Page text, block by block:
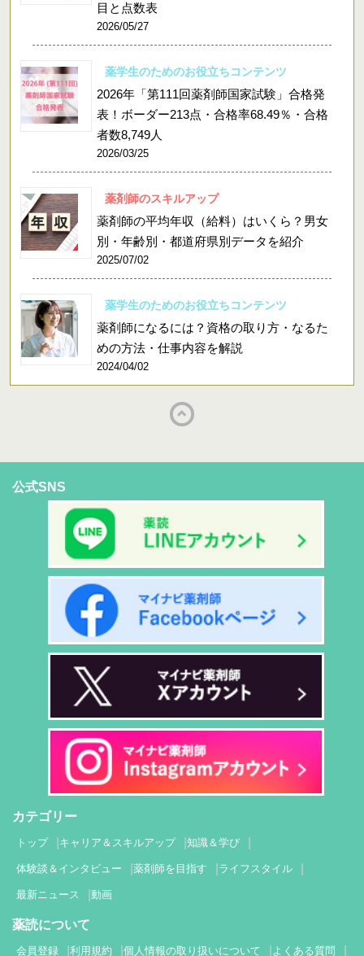
目と点数表
2026/05/27
薬学生のためのお役立ちコンテンツ
2026年「第111回薬剤師国家試験」合格発
表！ボーダー213点・合格率68.49％・合格
者数8,749人
2026/03/25
薬剤師のスキルアップ
薬剤師の平均年収（給料）はいくら？男女
別・年齢別・都道府県別データを紹介
2025/07/02
薬学生のためのお役立ちコンテンツ
薬剤師になるには？資格の取り方・なるた
めの方法・仕事内容を解説
2024/04/02
公式SNS
カテゴリー
トップ キャリア＆スキルアップ 知識＆学び
体験談＆インタビュー 薬剤師を目指す ライフスタイル
最新ニュース 動画
薬読について
会員登録 利用規約 個人情報の取り扱いについて よくある質問